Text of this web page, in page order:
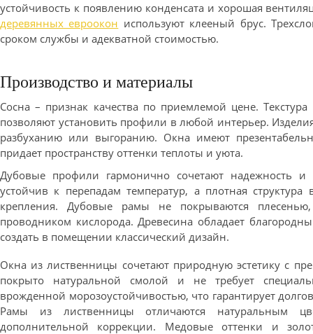
устойчивость к появлению конденсата и хорошая
деревянных евроокон используют клееный брус.
сроком службы и адекватной стоимостью.
Производство и материалы
Сосна – признак качества по приемлемой цене.
позволяют установить профили в любой интерьер.
разбуханию или выгоранию. Окна имеют
придает пространству оттенки теплоты и уюта.
Дубовые профили гармонично сочетают надежность
устойчив к перепадам температур, а плотная
крепления. Дубовые рамы не покрываются
проводником кислорода. Древесина обладает
создать в помещении классический дизайн.
Окна из лиственницы сочетают природную эстетику с
покрыто натуральной смолой и не требует
врожденной морозоустойчивостью, что гарантирует
Рамы из лиственницы отличаются натуральным
дополнительной коррекции. Медовые оттенки и